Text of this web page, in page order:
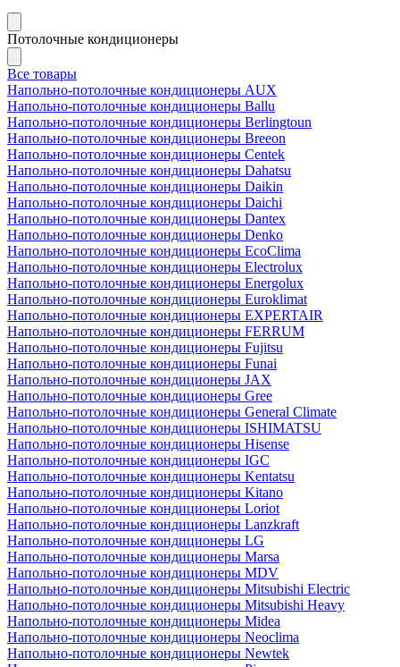
Потолочные кондиционеры
Все товары
Напольно-потолочные кондиционеры AUX
Напольно-потолочные кондиционеры Ballu
Напольно-потолочные кондиционеры Berlingtoun
Напольно-потолочные кондиционеры Breeon
Напольно-потолочные кондиционеры Centek
Напольно-потолочные кондиционеры Dahatsu
Напольно-потолочные кондиционеры Daikin
Напольно-потолочные кондиционеры Daichi
Напольно-потолочные кондиционеры Dantex
Напольно-потолочные кондиционеры Denko
Напольно-потолочные кондиционеры EcoClima
Напольно-потолочные кондиционеры Electrolux
Напольно-потолочные кондиционеры Energolux
Напольно-потолочные кондиционеры Euroklimat
Напольно-потолочные кондиционеры EXPERTAIR
Напольно-потолочные кондиционеры FERRUM
Напольно-потолочные кондиционеры Fujitsu
Напольно-потолочные кондиционеры Funai
Напольно-потолочные кондиционеры JAX
Напольно-потолочные кондиционеры Gree
Напольно-потолочные кондиционеры General Climate
Напольно-потолочные кондиционеры ISHIMATSU
Напольно-потолочные кондиционеры Hisense
Напольно-потолочные кондиционеры IGC
Напольно-потолочные кондиционеры Kentatsu
Напольно-потолочные кондиционеры Kitano
Напольно-потолочные кондиционеры Loriot
Напольно-потолочные кондиционеры Lanzkraft
Напольно-потолочные кондиционеры LG
Напольно-потолочные кондиционеры Marsa
Напольно-потолочные кондиционеры MDV
Напольно-потолочные кондиционеры Mitsubishi Electric
Напольно-потолочные кондиционеры Mitsubishi Heavy
Напольно-потолочные кондиционеры Midea
Напольно-потолочные кондиционеры Neoclima
Напольно-потолочные кондиционеры Newtek